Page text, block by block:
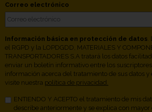
Correo electrónico
Información básica en protección de datos
el RGPD y la LOPDGDD, MATERIALES Y
TRANSPORTADORES S.A tratará los datos
enviar un boletín informativo entre los
información acerca del tratamiento de sus datos y
visite nuestra política de privacidad.
ENTIENDO Y ACEPTO el tratamiento de mis
describe anteriormente y se explica con mayor